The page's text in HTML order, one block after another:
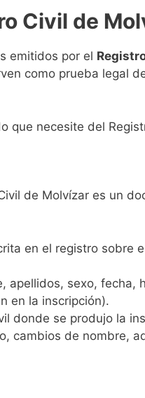
Civil de
emitidos por el
como prueba legal
que necesite del
de Molvízar es un
en el registro sobre
apellidos, sexo, fecha,
en la inscripción).
donde se produjo la
cambios de nombre,